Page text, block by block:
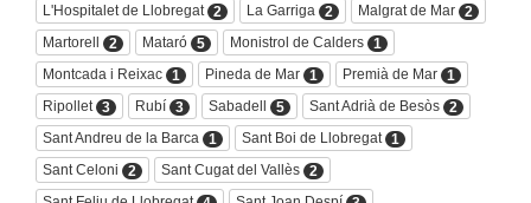
L'Hospitalet de Llobregat 2 La Garriga 2 Malgrat de Mar 2
Martorell
2 Mataró 5 Monistrol de Calders 1
Montcada i Reixac 1 Pineda de Mar 1 Premià de Mar 1
Ripollet 3 Rubí 3 Sabadell 5 Sant Adrià de Besòs 2
Sant Andreu de la Barca
1 Sant Boi de Llobregat 1
Sant Celoni
2 Sant Cugat del Vallès 2